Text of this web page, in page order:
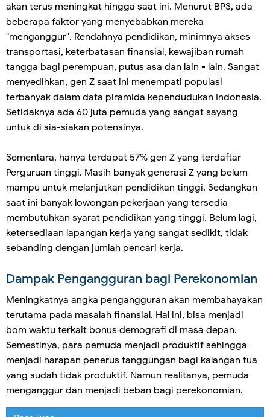
akan terus meningkat hingga saat ini. Menurut BPS, ada
beberapa faktor yang menyebabkan mereka
"menganggur". Rendahnya pendidikan, minimnya akses
transportasi, keterbatasan finansial, kewajiban rumah
tangga bagi perempuan, putus asa dan lain - lain. Sangat
menyedihkan, gen Z saat ini menempati populasi
terbanyak dalam data piramida kependudukan Indonesia.
Setidaknya ada 60 juta pemuda yang sangat sayang
untuk di sia-siakan potensinya.
Sementara, hanya terdapat 57% gen Z yang terdaftar
Perguruan tinggi. Masih banyak generasi Z yang belum
mampu untuk melanjutkan pendidikan tinggi. Sedangkan
saat ini banyak lowongan pekerjaan yang tersedia
membutuhkan syarat pendidikan yang tinggi. Belum lagi,
ketersediaan lapangan kerja yang sangat sedikit, tidak
sebanding dengan jumlah pencari kerja.
Dampak Pengangguran bagi Perekonomian
Meningkatnya angka pengangguran akan membahayakan
terutama pada masalah finansial. Hal ini, bisa menjadi
bom waktu terkait bonus demografi di masa depan.
Semestinya, para pemuda menjadi produktif sehingga
menjadi harapan penerus tanggungan bagi kalangan tua
yang sudah tidak produktif. Namun realitanya, pemuda
menganggur dan menjadi beban bagi perekonomian.